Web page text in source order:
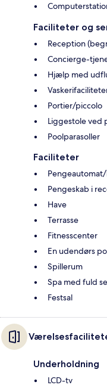
Faciliteter og
Reception
Concierge-
Hjælp med
Portier/piccolo
Liggestole ved
Poolparasoller
Faciliteter
Pengeskab i
Have
Terrasse
Fitnesscenter
En udendørs
Spillerum
Spa med fuld
Festsal
Underholdning
LCD-tv